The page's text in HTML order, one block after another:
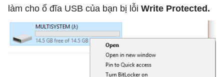
làm cho ổ đĩa USB của bạn bị lỗi Write Protected.